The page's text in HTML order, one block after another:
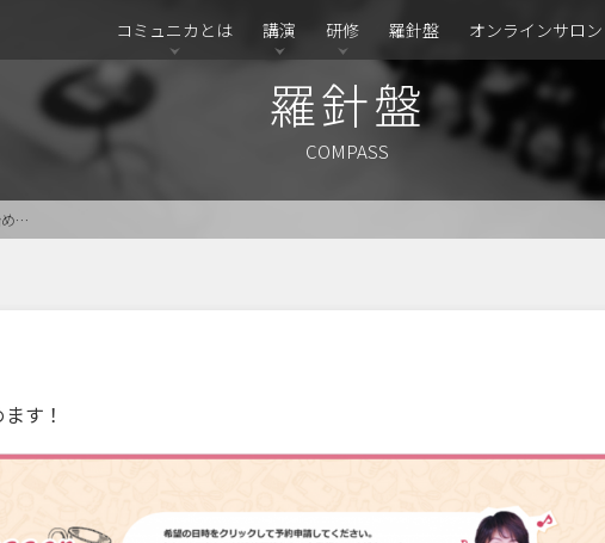
コミュニカとは 講演 研修 羅針盤 オンラインサロン
羅針盤
COMPASS
め…
す！